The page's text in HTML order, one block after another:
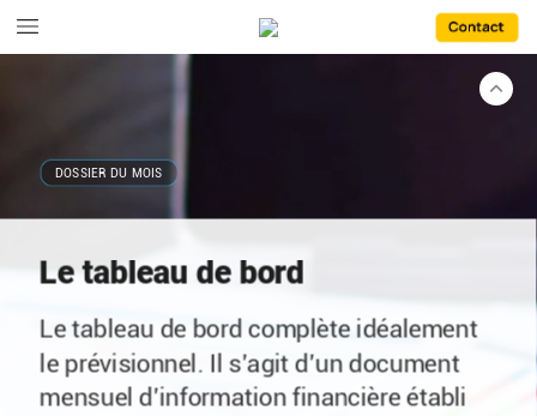
Le tableau de bord
Le tableau de bord complète idéalement
le prévisionnel. Il s’agit d’un document
mensuel d’information financière établi
DOSSIER DU MOIS
comptes
Les comptes
parle de « budget »
entreprises ou de « business plan » pour
les créateurs — sont des
pour les exercices à venir ou pour
l’exercice qui va débuter. Ils comprennent
essentiellement un compte de résultat